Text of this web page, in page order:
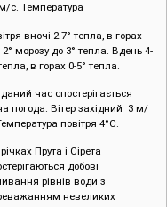
с. Температура
вночі 2-7° тепла, в горах
2° морозу до 3° тепла. Вдень 4-
в горах 0-5° тепла.
час спостерігається
погода. Вітер західний 3 м/
повітря 4°C.
Прута і Сірета
добові
рівнів води з
невеликих